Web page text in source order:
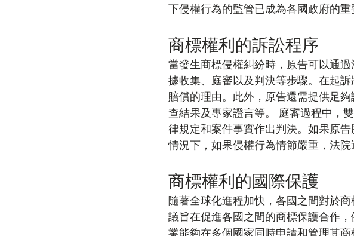
下侵權行為的監管已成為各國政府的重
商標權利的訴訟程序
當發生商標侵權糾紛時，原告可以通
據收集、庭審以及判決等步驟。在起
賠償的理由。此外，原告還需提供足
查結果及專家證言等。 庭審過程中，
律規定和案件事實作出判決。如果原
情況下，如果侵權行為情節嚴重，法
商標權利的國際保護
隨著全球化進程加快，各國之間對於
議旨在促進各國之間的商標保護合作
業能夠在多個國家同時申請和管理其